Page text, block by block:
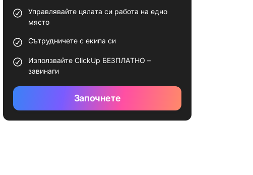
Управлявайте цялата си работа на едно
място
Сътрудничете с екипа си
Използвайте ClickUp БЕЗПЛАТНО –
завинаги
Започнете